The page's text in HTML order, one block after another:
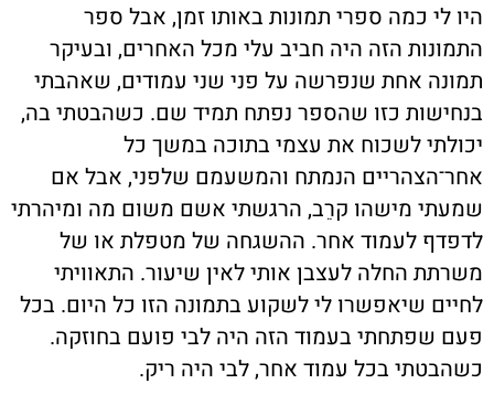
היו לי כמה ספרי תמונות באותו זמן, אבל ספר
התמונות הזה היה חביב עלי מכל האחרים, ובעיקר
תמונה אחת שנפרשה על פני שני עמודים, שאהבתי
בנחישות כזו שהספר נפתח תמיד שם. כשהבטתי בה,
יכולתי לשכוח את עצמי בתוכה במשך כל
אחר־הצהריים הנמתח והמשעמם שלפני, אבל אם
שמעתי מישהו קרֵב, הרגשתי אשם משום מה ומיהרתי
לדפדף לעמוד אחר. ההשגחה של מטפלת או של
משרתת החלה לעצבן אותי לאין שיעור. התאוויתי
לחיים שיאפשרו לי לשקוע בתמונה הזו כל היום. בכל
פעם שפתחתי בעמוד הזה היה לבי פועם בחוזקה.
כשהבטתי בכל עמוד אחר, לבי היה ריק.